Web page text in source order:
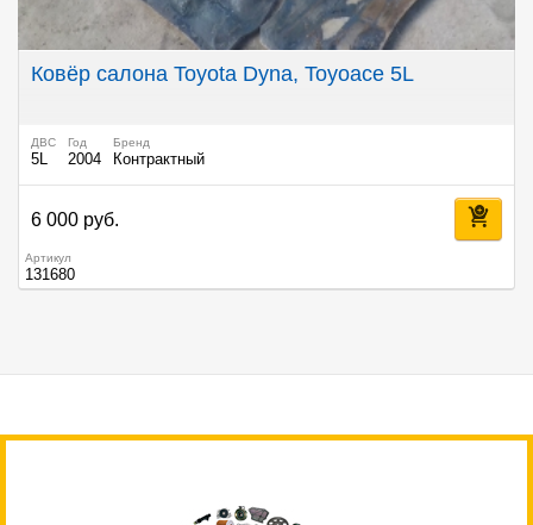
Ковёр салона Toyota Dyna, Toyoace 5L
ДВС
5L
Год
2004
Бренд
Контрактный
6 000 руб.
Артикул
131680